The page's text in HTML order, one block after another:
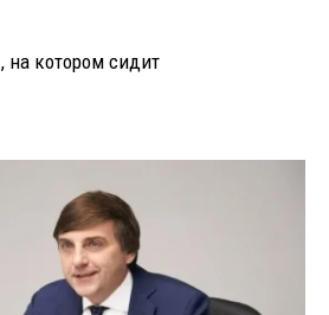
на котором сидит